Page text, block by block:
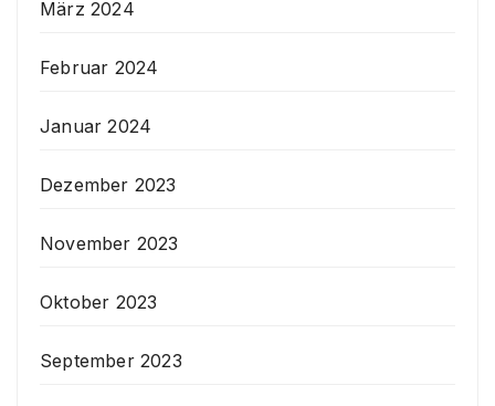
März 2024
Februar 2024
Januar 2024
Dezember 2023
November 2023
Oktober 2023
September 2023